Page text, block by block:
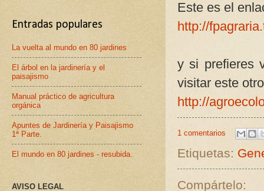
Este es el
http://
y si prefieres
visitar este
http://
1 comentarios
Etiquetas:
Compártelo:
Entradas populares
La vuelta al mundo en 80 jardines
El árbol en la jardinería y el
paisajismo
Manual práctico de agricultura
orgánica
Apuntes de Jardinería y Paisajismo
1ª Parte.
El mundo en 80 jardines - resubida.
AVISO LEGAL